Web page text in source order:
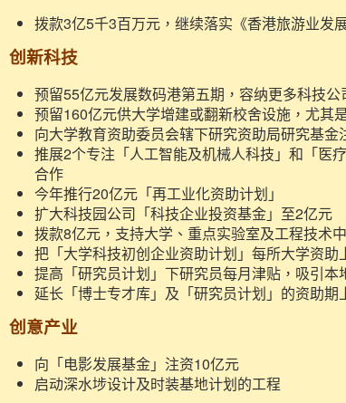
拨款3亿5千3百万元，继续落实《香港旅游业发
创新科技
预留55亿元发展数码港第五期，容纳更多科技公
预留160亿元供大学增建或翻新校舍设施，尤其
向大学教育资助委员会辖下研究资助局研究基
推展2个专注「人工智能及机械人科技」和「医
合作
今年推行20亿元「再工业化资助计划」
扩大科技园公司「科技企业投资基金」至2亿元
拨款8亿元，支持大学、重点实验室及工程技术
把「大学科技初创企业资助计划」每所大学资助
提高「研究员计划」下研究员每月津贴，吸引本
延长「博士专才库」及「研究员计划」的资助期
创意产业
向「电影发展基金」注资10亿元
启动深水埗设计及时装基地计划的工程